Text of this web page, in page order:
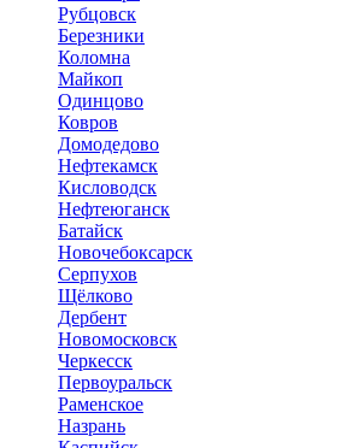
Рубцовск
Березники
Коломна
Майкоп
Одинцово
Ковров
Домодедово
Нефтекамск
Кисловодск
Нефтеюганск
Батайск
Новочебоксарск
Серпухов
Щёлково
Дербент
Новомосковск
Черкесск
Первоуральск
Раменское
Назрань